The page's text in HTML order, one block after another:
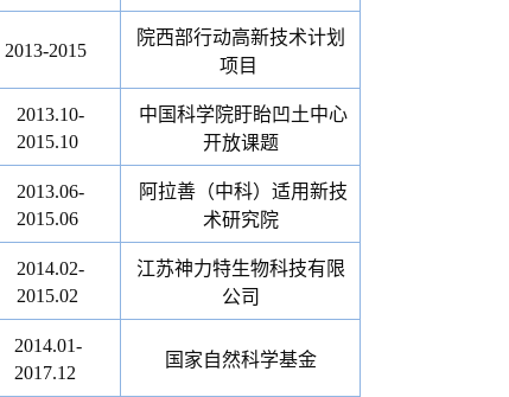
2013-2015
院西部行动高新技术计划
项目
2013.10-
2015.10
中国科学院盱眙凹土中心
开放课题
2013.06-
2015.06
阿拉善（中科）适用新技
术研究院
2014.02-
2015.02
江苏神力特生物科技有限
公司
2014.01-
2017.12
国家自然科学基金